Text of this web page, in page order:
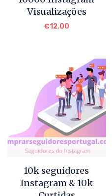
Visualizações
€12.00
10k seguidores
Instagram & 10k